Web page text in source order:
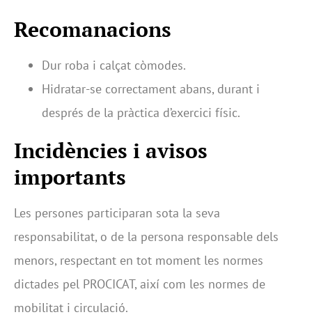
Recomanacions
Dur roba i calçat còmodes.
Hidratar-se correctament abans, durant i
després de la pràctica d’exercici físic.
Incidències i avisos
importants
Les persones participaran sota la seva
responsabilitat, o de la persona responsable dels
menors, respectant en tot moment les normes
dictades pel PROCICAT, així com les normes de
mobilitat i circulació.